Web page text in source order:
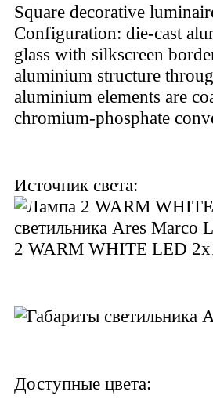
Square decorative
Configuration: die-cast
glass with silkscreen
aluminium structure
aluminium elements are
chromium-phosphate
Источник света:
2 WARM WHITE LED
Доступные цвета: